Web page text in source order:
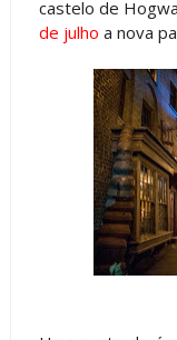
castelo de
de julho a nova